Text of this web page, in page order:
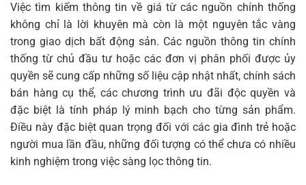
Việc tìm kiếm thông tin về giá từ các nguồn chính thống
không chỉ là lời khuyên mà còn là một nguyên tắc vàng
trong giao dịch bất động sản. Các nguồn thông tin chính
thống từ chủ đầu tư hoặc các đơn vị phân phối được ủy
quyền sẽ cung cấp những số liệu cập nhật nhất, chính sách
bán hàng cụ thể, các chương trình ưu đãi độc quyền và
đặc biệt là tính pháp lý minh bạch cho từng sản phẩm.
Điều này đặc biệt quan trọng đối với các gia đình trẻ hoặc
người mua lần đầu, những đối tượng có thể chưa có nhiều
kinh nghiệm trong việc sàng lọc thông tin.